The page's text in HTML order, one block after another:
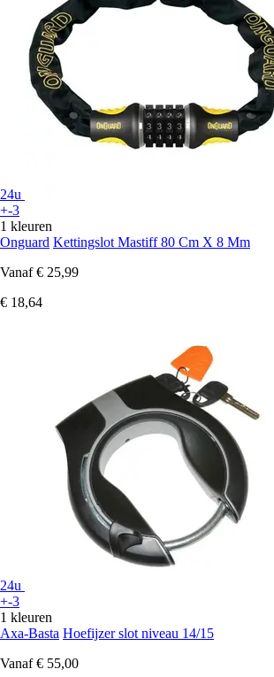
24u
+-3
1 kleuren
Onguard Kettingslot Mastiff 80 Cm X 8 Mm
Vanaf € 25,99
€ 18,64
24u
+-3
1 kleuren
Axa-Basta Hoefijzer slot niveau 14/15
Vanaf € 55,00